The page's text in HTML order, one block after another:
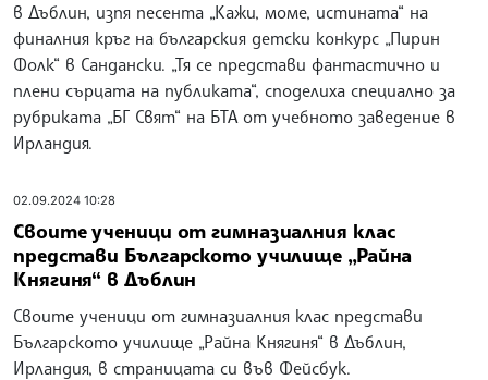
в Дъблин, изпя песента „Кажи, моме, истината“ на
финалния кръг на българския детски конкурс „Пирин
Фолк“ в Сандански. „Тя се представи фантастично и
плени сърцата на публиката“, споделиха специално за
рубриката „БГ Свят“ на БТА от учебното заведение в
Ирландия.
02.09.2024 10:28
Своите ученици от гимназиалния клас
представи Българското училище „Райна
Княгиня“ в Дъблин
Своите ученици от гимназиалния клас представи
Българското училище „Райна Княгиня“ в Дъблин,
Ирландия, в страницата си във Фейсбук.